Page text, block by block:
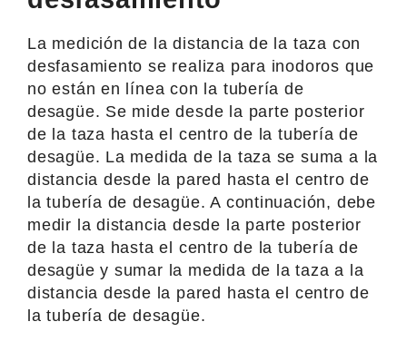
La medición de la distancia de la taza con
desfasamiento se realiza para inodoros que
no están en línea con la tubería de
desagüe. Se mide desde la parte posterior
de la taza hasta el centro de la tubería de
desagüe. La medida de la taza se suma a la
distancia desde la pared hasta el centro de
la tubería de desagüe. A continuación, debe
medir la distancia desde la parte posterior
de la taza hasta el centro de la tubería de
desagüe y sumar la medida de la taza a la
distancia desde la pared hasta el centro de
la tubería de desagüe.